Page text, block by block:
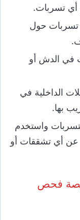
أي تسربات.
حول
في الدش أو
الداخلية في
بها.
واستخدم
عن أي تشققات أو
فحص